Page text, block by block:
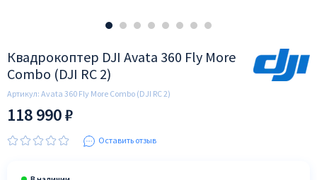
Квадрокоптер DJI Avata 360 Fly More
Combo (DJI RC 2)
Артикул: Avata 360 Fly More Combo (DJI RC 2)
118 990 ₽
Оставить отзыв